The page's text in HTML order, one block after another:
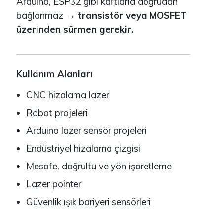
bağlanmaz → transistör veya MOSFET
üzerinden sürmen gerekir.
Kullanım Alanları
CNC hizalama lazeri
Robot projeleri
Arduino lazer sensör projeleri
Endüstriyel hizalama çizgisi
Mesafe, doğrultu ve yön işaretleme
Lazer pointer
Güvenlik ışık bariyeri sensörleri